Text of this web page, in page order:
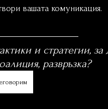
вашата комуникация.
и стратегии, за
развръзка?